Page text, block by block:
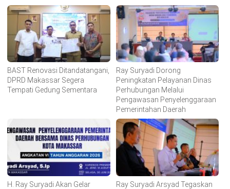
BAST Renovasi Ditandatangani,
DPRD Makassar Segera
Tempati Gedung Sementara
Ray Suryadi Dorong
Peningkatan Pelayanan Dinas
Perhubungan Melalui
Pengawasan Penyelenggaraan
Pemerintahan Daerah
H. Ray Suryadi Akan Gelar
Ray Suryadi Arsyad Tegaskan